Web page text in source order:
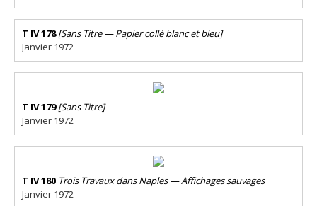
T IV 178 [Sans Titre — Papier collé blanc et bleu]
Janvier 1972
T IV 179 [Sans Titre]
Janvier 1972
T IV 180 Trois Travaux dans Naples — Affichages sauvages
Janvier 1972